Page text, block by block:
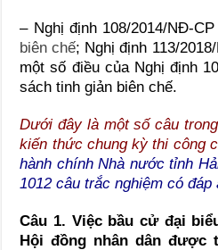
– Nghị định 108/2014/NĐ-
biên chế; Nghị định 113/
một số điều của Nghị định
sách tinh giản biên chế.
Dưới đây là một số câu trong
kiến thức chung kỳ thi công
hành chính Nhà nước tỉnh
1012 câu trắc nghiệm có đáp
Câu 1. Việc bầu cử đại
Hội đồng nhân dân được